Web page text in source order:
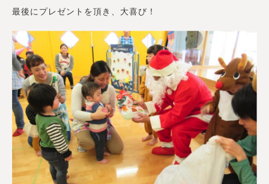
最後にプレゼントを頂き、大喜び！